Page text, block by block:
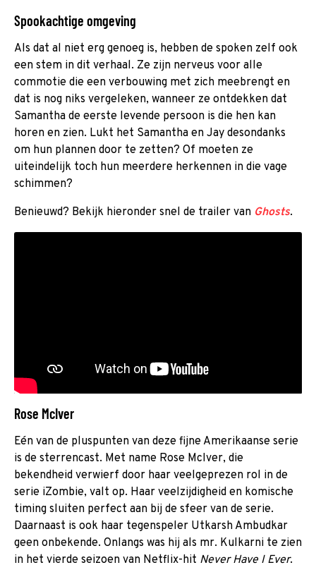
Spookachtige omgeving
Als dat al niet erg genoeg is, hebben de spoken zelf ook
een stem in dit verhaal. Ze zijn nerveus voor alle
commotie die een verbouwing met zich meebrengt en
dat is nog niks vergeleken, wanneer ze ontdekken dat
Samantha de eerste levende persoon is die hen kan
horen en zien. Lukt het Samantha en Jay desondanks
om hun plannen door te zetten? Of moeten ze
uiteindelijk toch hun meerdere herkennen in die vage
schimmen?
Benieuwd? Bekijk hieronder snel de trailer van Ghosts.
Rose McIver
Eén van de pluspunten van deze fijne Amerikaanse serie
is de sterrencast. Met name Rose McIver, die
bekendheid verwierf door haar veelgeprezen rol in de
serie iZombie, valt op. Haar veelzijdigheid en komische
timing sluiten perfect aan bij de sfeer van de serie.
Daarnaast is ook haar tegenspeler Utkarsh Ambudkar
geen onbekende. Onlangs was hij als mr. Kulkarni te zien
in het vierde seizoen van Netflix-hit Never Have I Ever.